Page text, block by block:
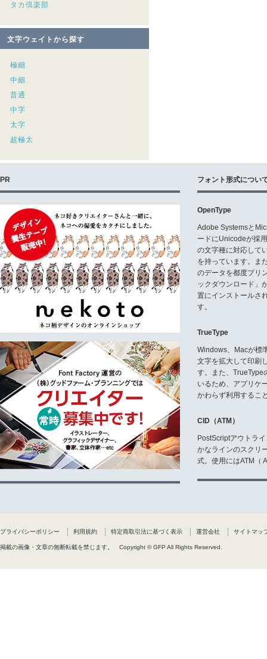
タカ倶楽部
文字ウェイトから探す
極細
中細
普通
中字
太字
超極太
PR フォント形式につい
OpenType
Adobe Systemsと
ードにUnicodeが採
の文字種に対応して
を持っています。ま
のデータを都度プリ
ックダウンロード」
置にインストールさ
す。
TrueType
Windows、Macが標
文字を拡大して印刷
す。また、TrueType
いるため、アプリケ
かわらず利用するこ
CID（ATM）
PostScriptアウトラ
かなラインのスクリ
式。使用にはATM（
プライバシーポリシー 利用規約 特定商取引法に基づく表示 運営会社 サイトマッ
掲載の画像・文章の無断転載を禁じます。 Copyright © GFP All Rights Reserved.